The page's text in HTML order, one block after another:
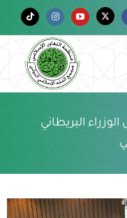
Facebook
Twitter
YouTube
Instagram
Tiktok
الوزراء البريطاني